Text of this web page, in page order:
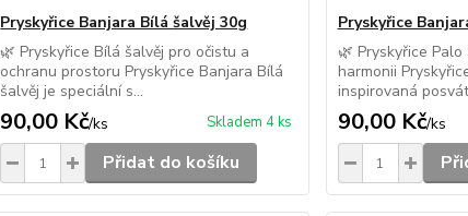
Pryskyřice Banjara Bílá šalvěj 30g
🌿 Pryskyřice Bílá šalvěj pro očistu a
ochranu prostoru Pryskyřice Banjara Bílá
šalvěj je speciální s...
90,00 Kč/ks Skladem 4 ks
Přidat do košíku
Pryskyřice
🌿 Pryskyřice
harmonii
inspirovaná
90,00 Kč/ks